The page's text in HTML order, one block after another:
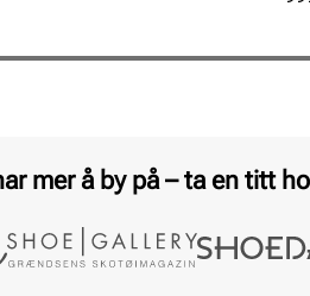
mer å by på – ta en titt